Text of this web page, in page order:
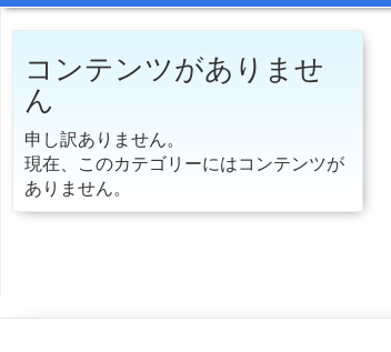
コンテンツがありませ
ん
申し訳ありません。
現在、このカテゴリーにはコンテンツが
ありません。